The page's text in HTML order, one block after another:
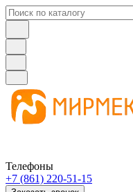
Телефоны
+7 (861) 220-51-15